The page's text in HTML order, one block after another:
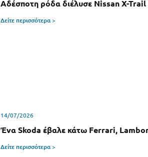
Αδέσποτη ρόδα διέλυσε Nissan X-
Δείτε περισσότερα >
14/07/2026
Ένα Skoda έβαλε κάτω Ferrari,
Δείτε περισσότερα >